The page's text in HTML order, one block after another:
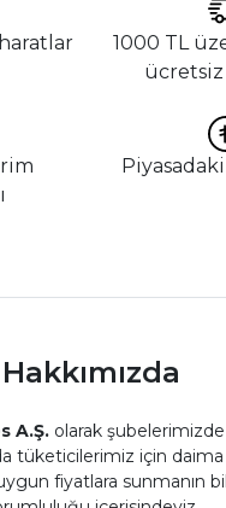
1000 TL
Hakkımızda
A.Ş.olarak şubelerimizde
tüketicilerimiz için
fiyatlara sunmanın